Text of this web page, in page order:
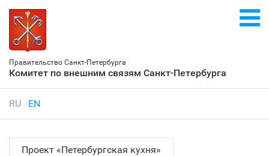
Правительство Санкт‑Петербурга
Комитет по внешним связям Санкт‑Петербурга
RU EN
Проект «Петербургская кухня»